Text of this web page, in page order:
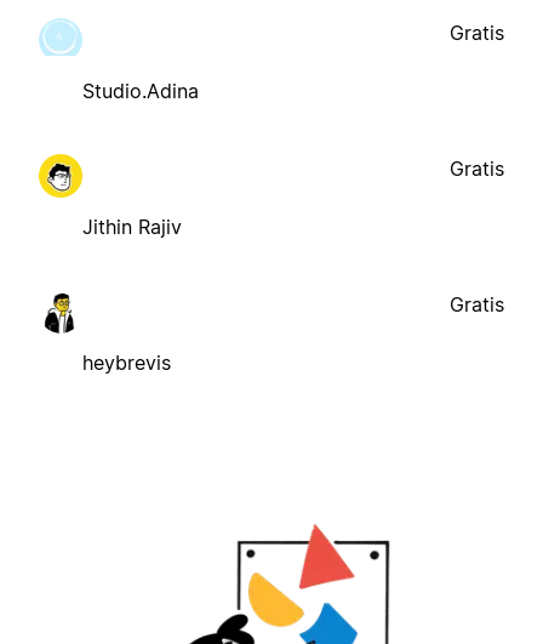
Studio.Adina
Gratis
Jithin Rajiv
Gratis
heybrevis
Gratis